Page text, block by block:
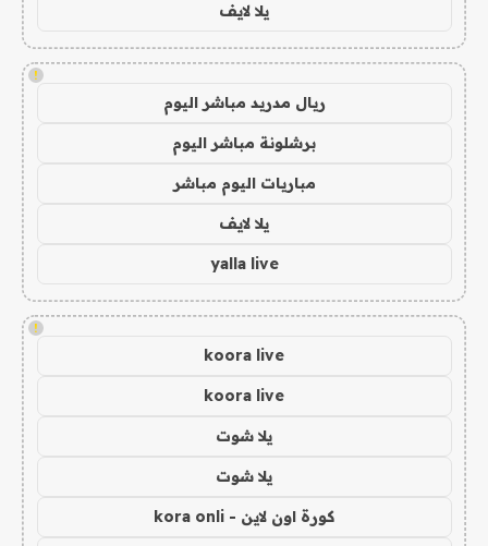
يلا لايف
!
ريال مدريد مباشر اليوم
برشلونة مباشر اليوم
مباريات اليوم مباشر
يلا لايف
yalla live
!
koora live
koora live
يلا شوت
يلا شوت
كورة اون لاين - kora onli